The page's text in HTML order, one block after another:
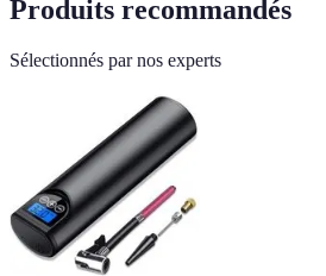
Produits recommandés
Sélectionnés par nos experts